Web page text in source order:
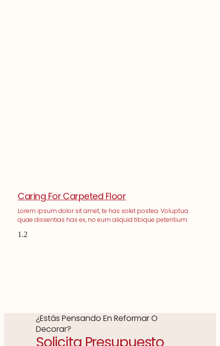
Caring For Carpeted Floor
Lorem ipsum dolor sit amet, te has solet postea. Voluptua
quae dissentias has ex, no eum aliquid tibique petentium.
¿Estás Pensando En Reformar O
Decorar?